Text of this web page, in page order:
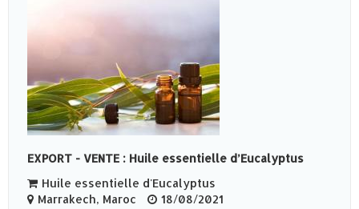
EXPORT - VENTE : Huile essentielle d’Eucalyptus
Huile essentielle d'Eucalyptus
Marrakech, Maroc
18/08/2021